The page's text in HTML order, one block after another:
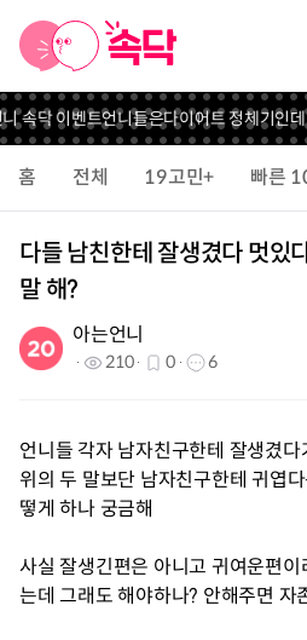
속닥 이벤트언니들은다이어트 정체기인데
홈 전체 19고민+ 빠른
다들 남친한테 잘생겼다 멋있
말 해?
아는언니
210 0 6
언니들 각자 남자친구한테 잘생겼
위의 두 말보단 남자친구한테 귀엽
떻게 하나 궁금해
사실 잘생긴편은 아니고 귀여운편
는데 그래도 해야하나? 안해주면 자